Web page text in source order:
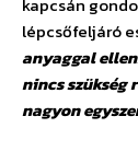
kapcsán
lépcsőfeljáró
anyaggal
nincs szükség
nagyon